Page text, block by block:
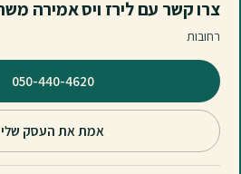
צרו קשר עם לירז ויס אמירה
רחובות
⁦050-440-4620⁩
אמת את העסק שלי